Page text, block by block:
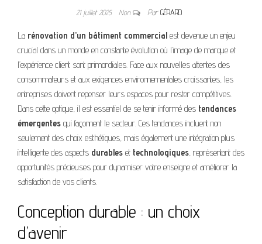
21 juillet 2025 Non ParGÉRARD
La rénovation d’un bâtiment commercial est devenue un enjeu
crucial dans un monde en constante évolution où l’image de marque et
l’expérience client sont primordiales. Face aux nouvelles attentes des
consommateurs et aux exigences environnementales croissantes, les
entreprises doivent repenser leurs espaces pour rester compétitives.
Dans cette optique, il est essentiel de se tenir informé des tendances
émergentes qui façonnent le secteur. Ces tendances incluent non
seulement des choix esthétiques, mais également une intégration plus
intelligente des aspects durables et technologiques, représentant des
opportunités précieuses pour dynamiser votre enseigne et améliorer la
satisfaction de vos clients.
Conception durable : un choix
d’avenir